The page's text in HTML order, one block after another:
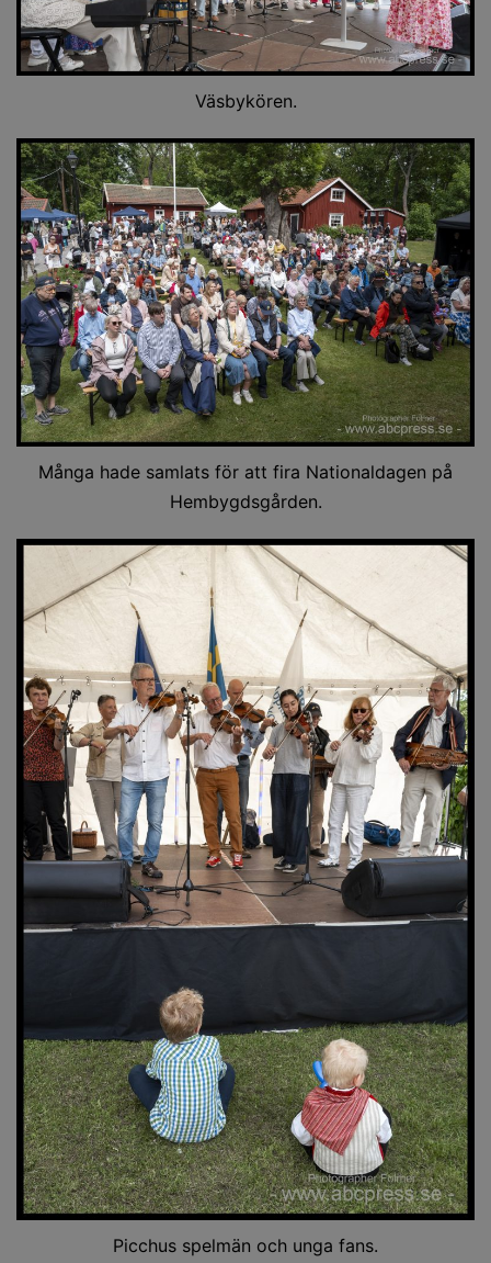
Väsbykören.
Många hade samlats för att fira Nationaldagen på
Hembygdsgården.
Picchus spelmän och unga fans.